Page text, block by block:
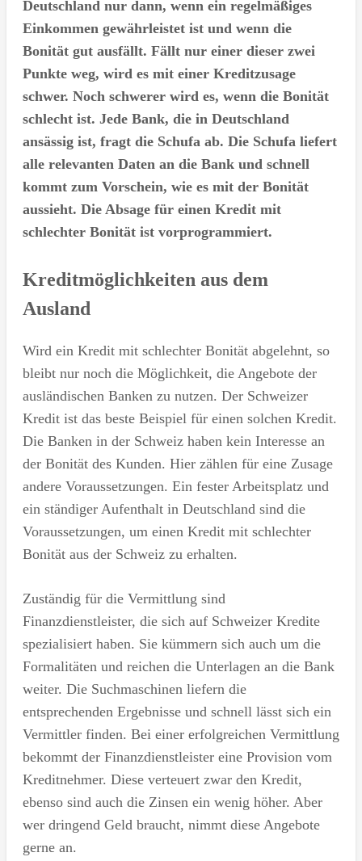
Deutschland nur dann, wenn ein regelmäßiges
Einkommen gewährleistet ist und wenn die
Bonität gut ausfällt. Fällt nur einer dieser zwei
Punkte weg, wird es mit einer Kreditzusage
schwer. Noch schwerer wird es, wenn die Bonität
schlecht ist. Jede Bank, die in Deutschland
ansässig ist, fragt die Schufa ab. Die Schufa liefert
alle relevanten Daten an die Bank und schnell
kommt zum Vorschein, wie es mit der Bonität
aussieht. Die Absage für einen Kredit mit
schlechter Bonität ist vorprogrammiert.
Kreditmöglichkeiten aus dem
Ausland
Wird ein Kredit mit schlechter Bonität abgelehnt, so
bleibt nur noch die Möglichkeit, die Angebote der
ausländischen Banken zu nutzen. Der Schweizer
Kredit ist das beste Beispiel für einen solchen Kredit.
Die Banken in der Schweiz haben kein Interesse an
der Bonität des Kunden. Hier zählen für eine Zusage
andere Voraussetzungen. Ein fester Arbeitsplatz und
ein ständiger Aufenthalt in Deutschland sind die
Voraussetzungen, um einen Kredit mit schlechter
Bonität aus der Schweiz zu erhalten.
Zuständig für die Vermittlung sind
Finanzdienstleister, die sich auf Schweizer Kredite
spezialisiert haben. Sie kümmern sich auch um die
Formalitäten und reichen die Unterlagen an die Bank
weiter. Die Suchmaschinen liefern die
entsprechenden Ergebnisse und schnell lässt sich ein
Vermittler finden. Bei einer erfolgreichen Vermittlung
bekommt der Finanzdienstleister eine Provision vom
Kreditnehmer. Diese verteuert zwar den Kredit,
ebenso sind auch die Zinsen ein wenig höher. Aber
wer dringend Geld braucht, nimmt diese Angebote
gerne an.